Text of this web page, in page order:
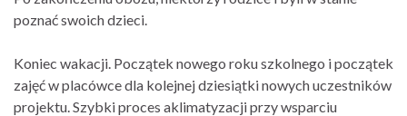
poznać swoich dzieci.
Koniec wakacji. Początek nowego roku szkolnego i początek
zajęć w placówce dla kolejnej dziesiątki nowych uczestników
projektu. Szybki proces aklimatyzacji przy wsparciu